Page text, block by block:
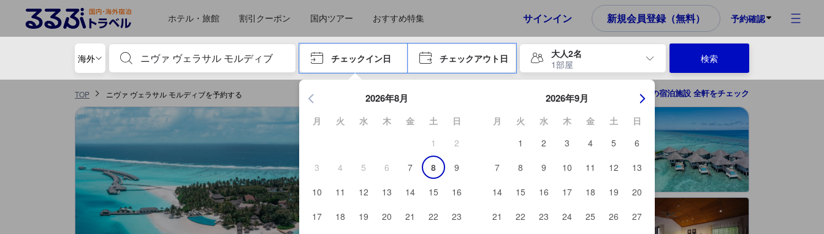
ホテル・旅館 割引クーポン 国内ツアー おすすめ特集 サインイン 新規会員登録（無料） 予約確認
海外
宿泊施設名やキーワードを入力し、矢印キーやタブキーで進み、エンターキーを押して内容を確定して、検索します。
チェックイン日 チェックアウト日
大人2名
1部屋
エンターキーを押して日付選択画面の操作を開始します。方向キーを使用して、チェックイン日とチェックアウト日を移動します。
2026年8月
月 火 水 木 金 土
日
1
2
3
4 5 6 7 8
9
10
11 12 13 14 15
16
17
18 19 20 21 22
23
2026年9月
月 火 水 木 金 土
日
1
2 3 4 5
6
7
8 9 10 11 12
13
14
15 16 17 18 19
20
21
22 23 24 25 26
27
検索
TOP ニヴァ ヴェラサル モルディブを予約する モルディブ諸島の宿泊施設 全軒をチェック
るるぶトラベルに掲載されているクチコミは実際に予約をし、宿泊を終えたゲストから提供されています。実際の経験に基づいた内容であるため、これから宿泊選びをされるユーザーにとっても参考となる信頼で